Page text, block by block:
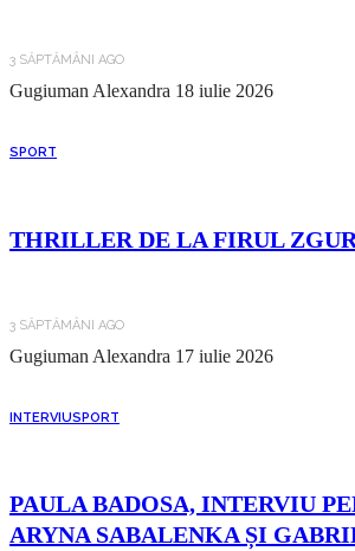
3 SĂPTĂMÂNI AGO
Gugiuman Alexandra 18 iulie 2026
SPORT
THRILLER DE LA FIRUL
3 SĂPTĂMÂNI AGO
Gugiuman Alexandra 17 iulie 2026
INTERVIUSPORT
PAULA BADOSA, INTERVIU
ARYNA SABALENKA ȘI